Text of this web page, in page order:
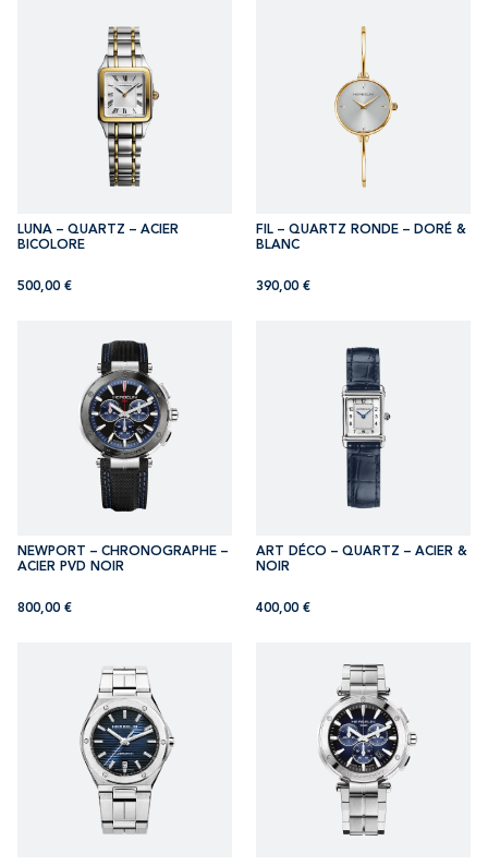
LUNA – QUARTZ – ACIER
BICOLORE
500,00 €
FIL – QUARTZ RONDE – DORÉ &
BLANC
390,00 €
NEWPORT – CHRONOGRAPHE –
ACIER PVD NOIR
800,00 €
ART DÉCO – QUARTZ – ACIER &
NOIR
400,00 €